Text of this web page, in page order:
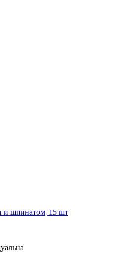
и шпинатом, 15 шт